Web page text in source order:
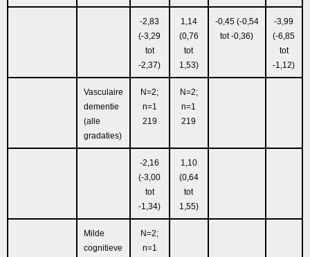
-2,83
(-3,29
tot
-2,37)
1,14
(0,76
tot
1,53)
-0,45 (-0,54
tot -0,36)
-3,99
(-6,85
tot
-1,12)
Vasculaire
dementie
(alle
gradaties)
N=2;
n=1
219
N=2;
n=1
219
-2,16
(-3,00
tot
-1,34)
1,10
(0,64
tot
1,55)
Milde
cognitieve
N=2;
n=1